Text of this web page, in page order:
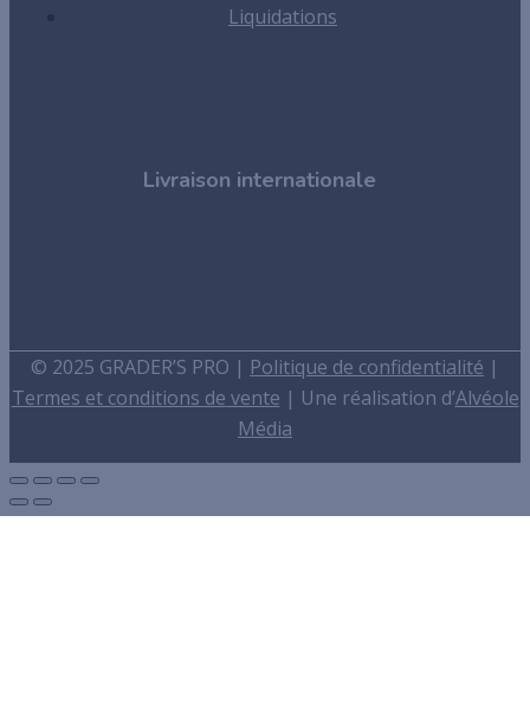
Liquidations
Livraison internationale
© 2025 GRADER’S PRO | Politique de confidentialité |
Termes et conditions de vente | Une réalisation d’Alvéole
Média